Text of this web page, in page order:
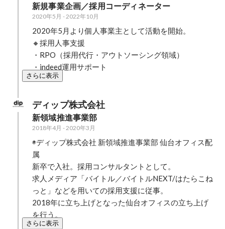
新規事業企画／採用コーディネーター
2020年5月 -2022年10月
2020年5月より個人事業主として活動を開始。
🔸採用人事支援
・RPO（採用代行・アウトソーシング領域）
・indeed運用サポート
さらに表示
ディップ株式会社
新領域推進事業部
2018年4月 -2020年3月
◉ディップ株式会社 新領域推進事業部 仙台オフィス配
属
新卒で入社。採用コンサルタントとして。
求人メディア「バイトル／バイトルNEXT/はたらこね
っと」などを用いての採用支援に従事。
2018年に立ち上げとなった仙台オフィスの立ち上げ
を行う。
さらに表示